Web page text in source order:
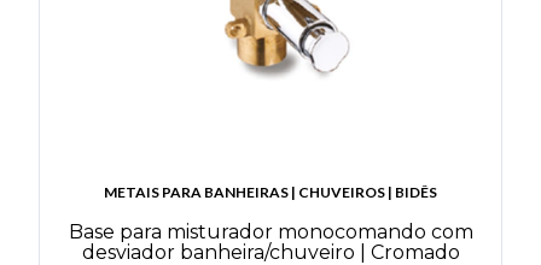
METAIS PARA BANHEIRAS | CHUVEIROS | BIDÊS
Base para misturador monocomando com
desviador banheira/chuveiro | Cromado